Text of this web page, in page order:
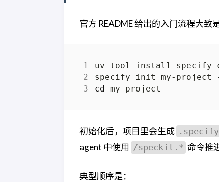
官方 README 给出的入门流程大致
uv tool install specify-
cd
初始化后，项目里会生成 .specify
agent 中使用 /speckit.* 命令推
典型顺序是：